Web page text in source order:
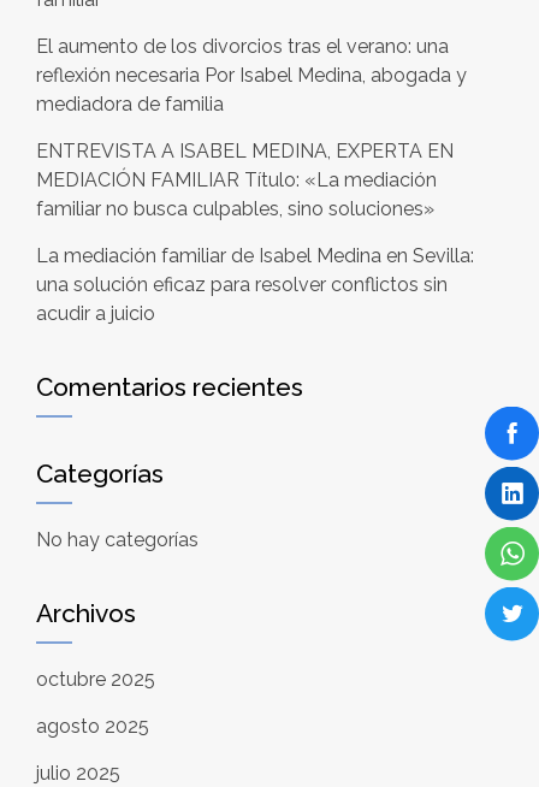
El aumento de los divorcios tras el verano: una
reflexión necesaria Por Isabel Medina, abogada y
mediadora de familia
ENTREVISTA A ISABEL MEDINA, EXPERTA EN
MEDIACIÓN FAMILIAR Título: «La mediación
familiar no busca culpables, sino soluciones»
La mediación familiar de Isabel Medina en Sevilla:
una solución eficaz para resolver conflictos sin
acudir a juicio
Comentarios recientes
Categorías
No hay categorías
Archivos
octubre 2025
agosto 2025
julio 2025